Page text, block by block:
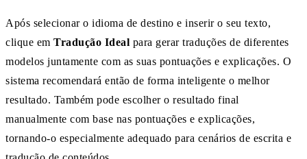
Após selecionar o idioma de destino e inserir o seu texto,
clique em Tradução Ideal para gerar traduções de diferentes
modelos juntamente com as suas pontuações e explicações. O
sistema recomendará então de forma inteligente o melhor
resultado. Também pode escolher o resultado final
manualmente com base nas pontuações e explicações,
tornando-o especialmente adequado para cenários de escrita e